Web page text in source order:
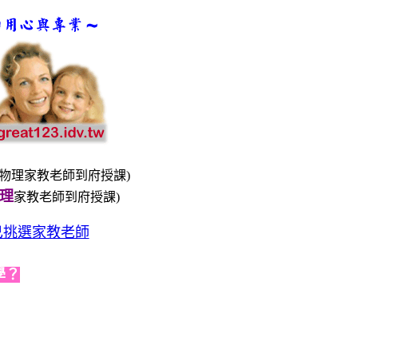
理家教老師到府授課)
家教老師到府授課)
挑選家教老師